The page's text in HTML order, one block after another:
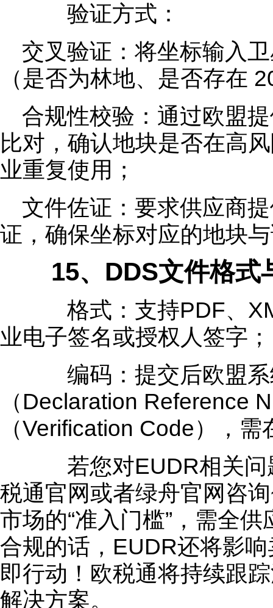
验证方式：
交叉验证：将坐标输入
（是否为林地、是否存在
合规性校验：通过欧盟
比对，确认地块是否在高
业重复使用；
文件佐证：要求供应商
证，确保坐标对应的地块
15、DDS文件格式
格式：支持PDF、
业电子签名或授权人签字；
编码：提交后欧盟系
（Declaration Reference
（Verification Code），
若您对EUDR相关问
税通官网或者绿舟官网咨
市场的“准入门槛”，需全
合规的话，EUDR还将影
即行动！ 欧税通将持续跟
解决方案。